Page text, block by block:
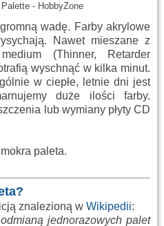
- HobbyZone
wadę. Farby akrylowe
Nawet mieszane z
(Thinner, Retarder
wyschnąć w kilka minut.
w ciepłe, letnie dni jest
duże ilości farby.
lub wymiany płyty CD
paleta.
znalezioną w Wikipedii:
jednorazowych palet